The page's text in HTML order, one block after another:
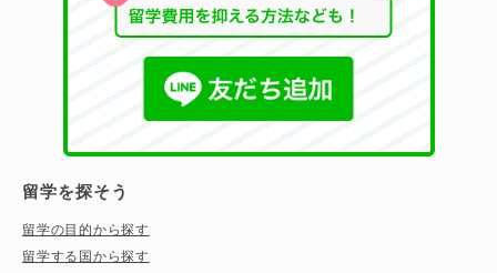
留学を探そう
留学の目的から探す
留学する国から探す